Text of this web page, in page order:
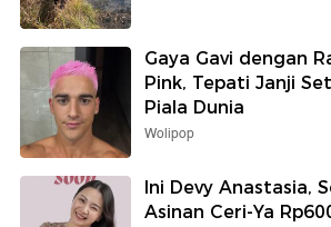
Gaya Gavi dengan
Pink, Tepati Janji
Piala Dunia
Wolipop
Ini Devy Anastasia,
Asinan Ceri-Ya